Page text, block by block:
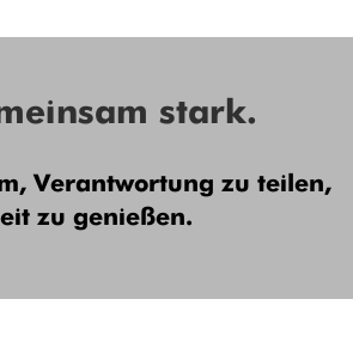
stark.
Verantwortung zu teilen,
zu genießen.